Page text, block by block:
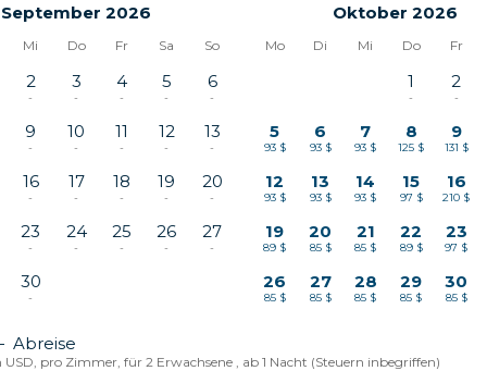
September 2026
Mi Do Fr Sa So
2
-
3
-
4
-
5
-
6
-
9
-
10
-
11
-
12
-
13
-
16
-
17
-
18
-
19
-
20
-
23
-
24
-
25
-
26
-
27
-
30
-
Oktober 2026
Mo Di Mi Do Fr
1
-
2
-
5
93 $
6
93 $
7
93 $
8
125 $
9
131 $
12
93 $
13
93 $
14
93 $
15
97 $
16
210 $
19
89 $
20
85 $
21
85 $
22
89 $
23
97 $
26
85 $
27
85 $
28
85 $
29
85 $
30
85 $
Abreise
USD, pro Zimmer, für 2 Erwachsene , ab 1 Nacht (Steuern inbegriffen)